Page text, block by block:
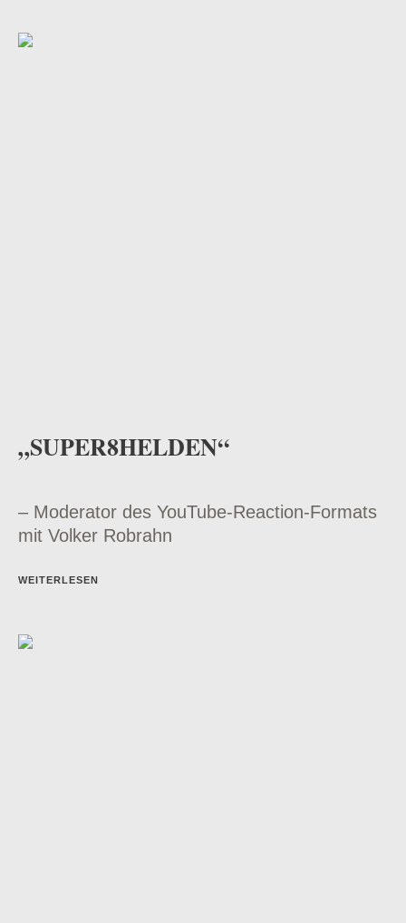
„SUPER8HELDEN“
– Moderator des YouTube-Reaction-Formats
mit Volker Robrahn
WEITERLESEN